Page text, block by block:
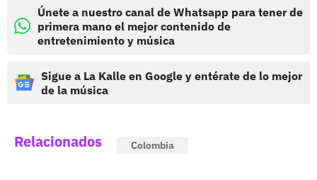
Únete a nuestro canal de Whatsapp para tener de
primera mano el mejor contenido de
entretenimiento y música
Sigue a La Kalle en Google y entérate de lo mejor
de la música
Relacionados Colombia